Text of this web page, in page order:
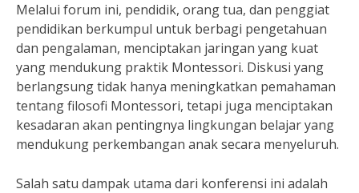
Melalui forum ini, pendidik, orang tua, dan penggiat
pendidikan berkumpul untuk berbagi pengetahuan
dan pengalaman, menciptakan jaringan yang kuat
yang mendukung praktik Montessori. Diskusi yang
berlangsung tidak hanya meningkatkan pemahaman
tentang filosofi Montessori, tetapi juga menciptakan
kesadaran akan pentingnya lingkungan belajar yang
mendukung perkembangan anak secara menyeluruh.
Salah satu dampak utama dari konferensi ini adalah